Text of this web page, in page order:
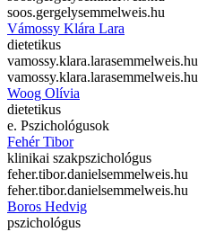
soos.gergelysemmelweis.hu
Vámossy Klára Lara
dietetikus
vamossy.klara.larasemmelweis.hu
vamossy.klara.larasemmelweis.hu
Woog Olívia
dietetikus
e. Pszichológusok
Fehér Tibor
klinikai szakpszichológus
feher.tibor.danielsemmelweis.hu
feher.tibor.danielsemmelweis.hu
Boros Hedvig
pszichológus